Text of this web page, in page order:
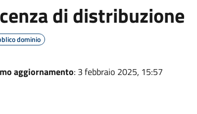
di distribuzione
dominio
aggiornamento: 3 febbraio 2025, 15:57